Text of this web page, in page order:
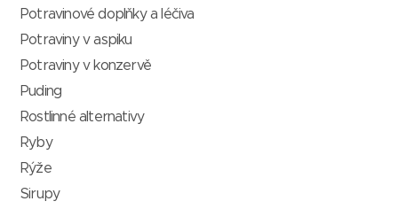
Potravinové doplňky a léčiva
Potraviny v aspiku
Potraviny v konzervě
Puding
Rostlinné alternativy
Ryby
Rýže
Sirupy